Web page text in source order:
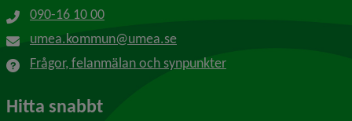
090-16 10 00
umea.kommun@umea.se
Frågor, felanmälan och synpunkter
Hitta snabbt